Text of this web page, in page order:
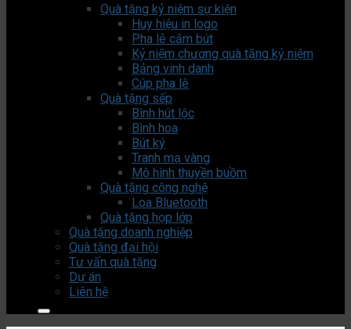
Quà tặng kỷ niệm sự kiện
Huy hiệu in logo
Pha lê cắm bút
Kỷ niệm chương quà tặng kỷ niệm
Bảng vinh danh
Cúp pha lê
Quà tặng sếp
Bình hút lộc
Bình hoa
Bút ký
Tranh mạ vàng
Mô hình thuyền buồm
Quà tặng công nghệ
Loa Bluetooth
Quà tặng họp lớp
Quà tặng doanh nghiệp
Quà tặng đại hội
Tư vấn quà tặng
Dự án
Liên hệ